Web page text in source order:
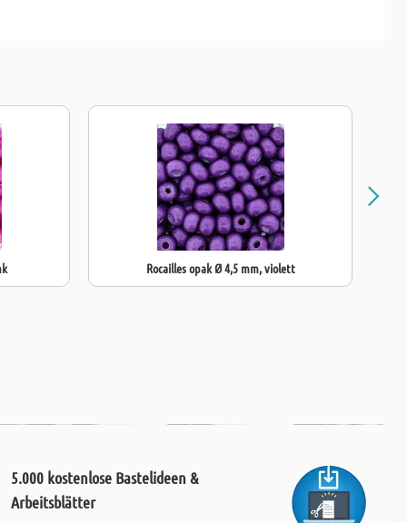
Rocailles opak Ø 4,5 mm, violett
5.000 kostenlose Bastelideen &
Arbeitsblätter